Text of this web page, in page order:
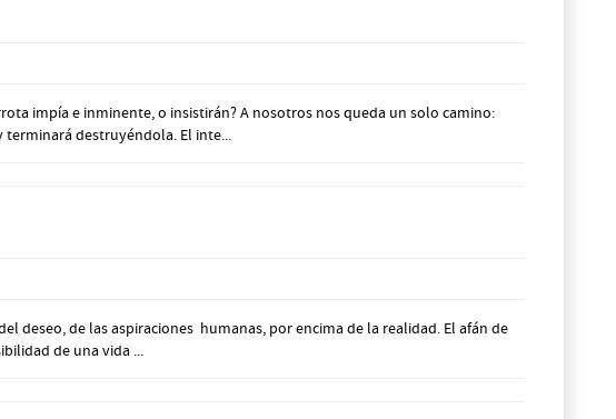
impía e inminente, o insistirán? A nosotros nos queda un solo camino:
terminará destruyéndola. El inte...
deseo, de las aspiraciones humanas, por encima de la realidad. El afán de
de una vida ...